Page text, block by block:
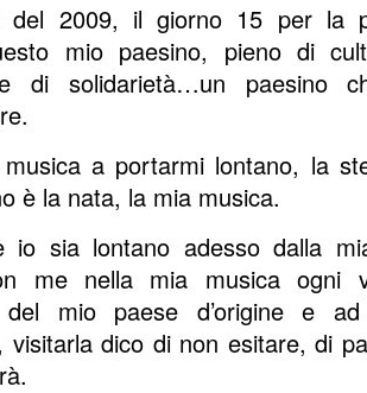
del 2009, il giorno 15 per la
mio paesino, pieno di
di solidarietà…un paesino
musica a portarmi lontano, la
è la nata, la mia musica.
io sia lontano adesso dalla
me nella mia musica ogni
del mio paese d’origine e
visitarla dico di non esitare, di